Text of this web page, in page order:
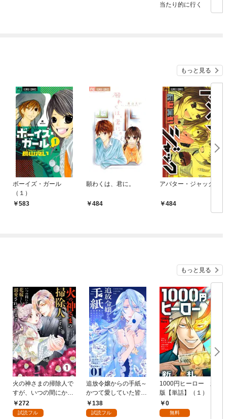
当たり的に行く
もっと見る
ボーイズ・ガール
（１）
583
願わくは、君に。
484
アバター・ジャック
484
もっと見る
火の神さまの掃除人で
すが、いつの間にか花
嫁として溺愛されてい
ます【単話】（１）
272
試読フル
追放令嬢からの手紙～
かつて愛していた皆さ
まへ 私のことなどお忘
れですか？～【単話】
138
試読フル
1000円ヒーロー 新札
版【単話】（１）
0
無料